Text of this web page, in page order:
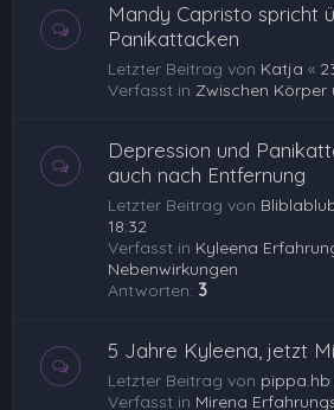
Mandy Capristo spricht
Panikattacken
Letzter Beitrag von Katja «
Verfasst in Zwischen Körper
Depression und
auch nach Entfernung
Letzter Beitrag von
18:32
Verfasst in Kyleena
Nebenwirkungen
Antworten: 3
5 Jahre Kyleena, jetzt
Letzter Beitrag von pippa.hb
Verfasst in Mirena